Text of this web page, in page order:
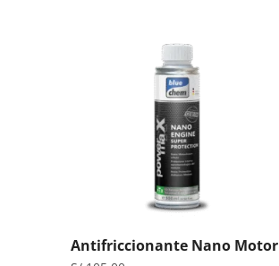
Antifriccionante Nano Motor